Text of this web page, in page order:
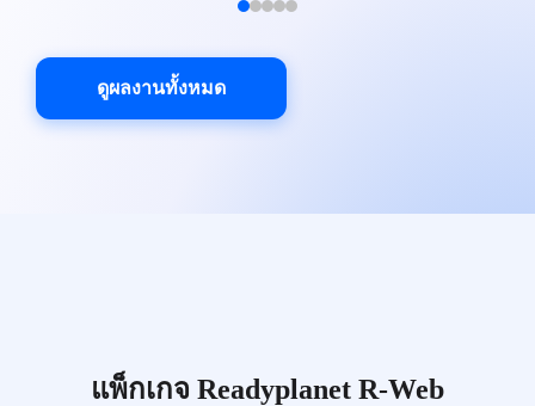
ดูผลงานทั้งหมด
แพ็กเกจ Readyplanet R-Web